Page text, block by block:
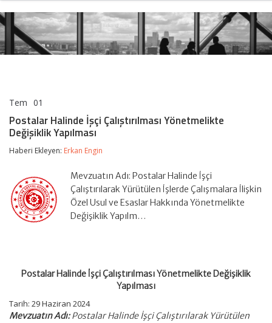
Tem 01
İşçi
Çalıştırılması
Değişiklik
Postalar Halinde İşçi Çalıştırılması Yönetmelikte
Değişiklik Yapılması
Haberi Ekleyen: Erkan Engin
Mevzuatın Adı: Postalar Halinde İşçi
Çalıştırılarak Yürütülen İşlerde Çalışmalara İlişkin
Özel Usul ve Esaslar Hakkında Yönetmelikte
Değişiklik Yapılm…
Postalar Halinde İşçi Çalıştırılması Yönetmelikte Değişiklik
Yapılması
Tarih: 29 Haziran 2024
Mevzuatın Adı:Postalar Halinde İşçi Çalıştırılarak Yürütülen